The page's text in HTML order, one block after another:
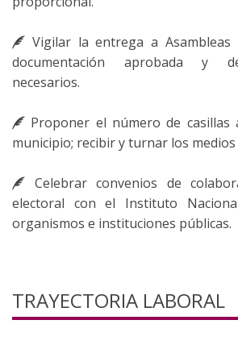
Vigilar la entrega a Asambleas
documentación aprobada y
necesarios.
Proponer el número de casillas
municipio; recibir y turnar los
Celebrar convenios de
electoral con el Instituto
organismos e instituciones públicas.
TRAYECTORIA LABORAL